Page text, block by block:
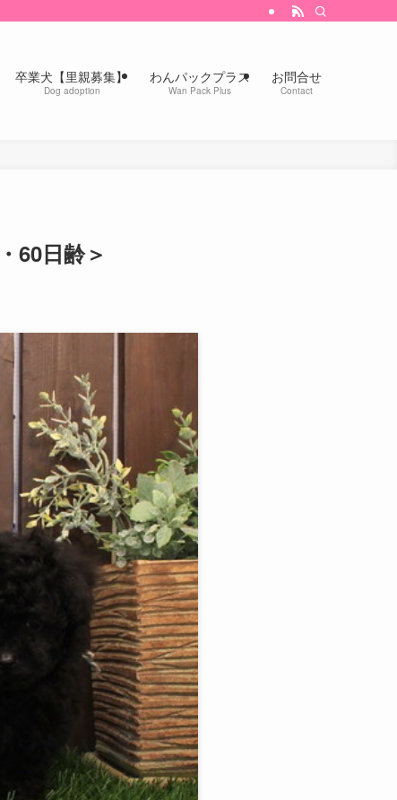
卒業犬【里親募集】
Dog adoption
わんパックプラス
Wan Pack Plus
お問合せ
Contact
60日齢＞